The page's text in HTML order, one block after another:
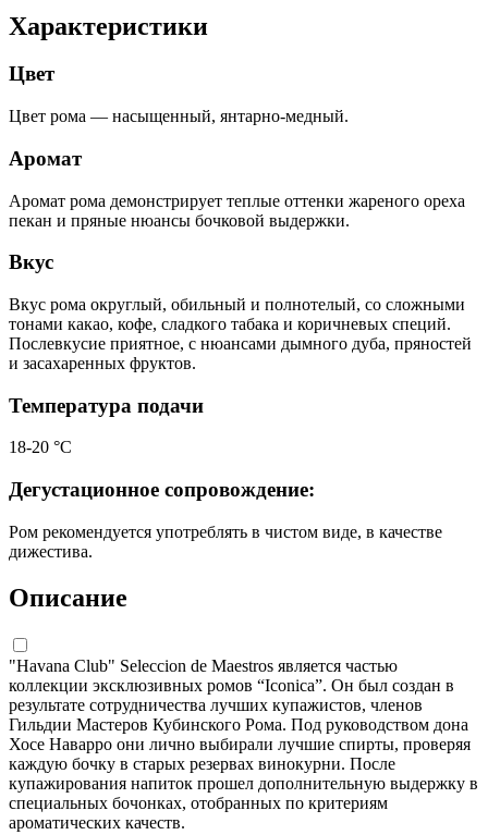
Характеристики
Цвет
Цвет рома — насыщенный, янтарно-медный.
Аромат
Аромат рома демонстрирует теплые оттенки жареного ореха
пекан и пряные нюансы бочковой выдержки.
Вкус
Вкус рома округлый, обильный и полнотелый, со сложными
тонами какао, кофе, сладкого табака и коричневых специй.
Послевкусие приятное, с нюансами дымного дуба, пряностей
и засахаренных фруктов.
Температура подачи
18-20 °С
Дегустационное сопровождение:
Ром рекомендуется употреблять в чистом виде, в качестве
дижестива.
Описание
"Havana Club" Seleccion de Maestros является частью
коллекции эксклюзивных ромов “Iconica”. Он был создан в
результате сотрудничества лучших купажистов, членов
Гильдии Мастеров Кубинского Рома. Под руководством дона
Хосе Наварро они лично выбирали лучшие спирты, проверяя
каждую бочку в старых резервах винокурни. После
купажирования напиток прошел дополнительную выдержку в
специальных бочонках, отобранных по критериям
ароматических качеств.